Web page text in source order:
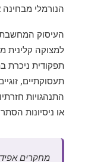
הנורמלי מבחינה
העיסוק
למצוקה קלינית
תפקודית ניכרת
התנהגויות
או ניסיונות